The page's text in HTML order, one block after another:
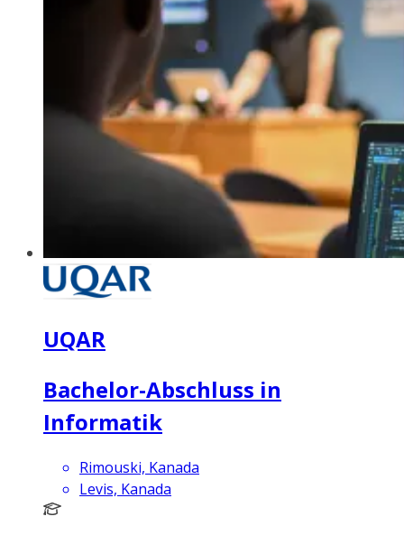
UQAR
Bachelor-Abschluss in
Informatik
Rimouski, Kanada
Levis, Kanada